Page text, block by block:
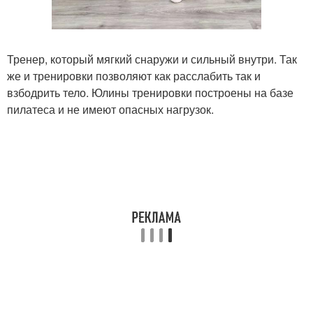
Тренер, который мягкий снаружи и сильный внутри. Так
же и тренировки позволяют как расслабить так и
взбодрить тело. Юлины тренировки построены на базе
пилатеса и не имеют опасных нагрузок.